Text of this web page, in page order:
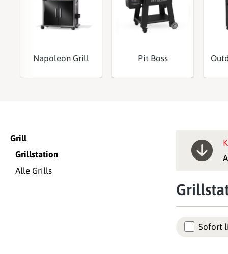
Napoleon Grill Pit Boss
Grill
Grillstation
Alle Grills
Sofort